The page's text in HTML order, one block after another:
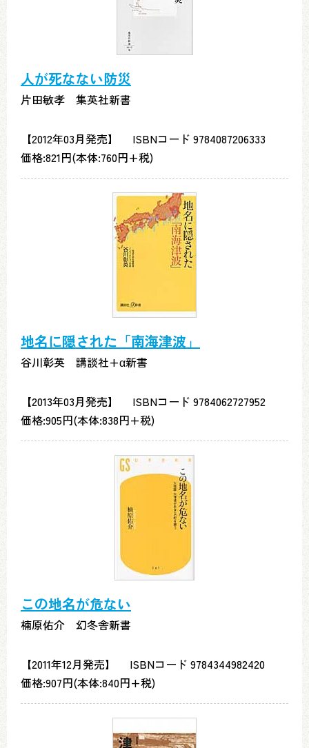
人が死なない防災
片田敏孝 集英社新書
【2012年03月発売】 ISBNコード 9784087206333
価格:821円(本体:760円+税)
地名に隠された「南海津波」
谷川彰英 講談社+α新書
【2013年03月発売】 ISBNコード 9784062727952
価格:905円(本体:838円+税)
この地名が危ない
楠原佑介 幻冬舎新書
【2011年12月発売】 ISBNコード 9784344982420
価格:907円(本体:840円+税)